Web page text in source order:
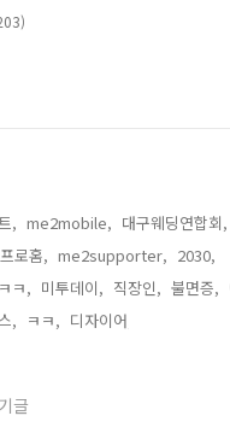
, me2mobile, 대구웨딩연합회,
프로홈, me2supporter, 2030,
ㅋ, 미투데이, 직장인, 불면증,
, ㅋㅋ, 디자이어,
글